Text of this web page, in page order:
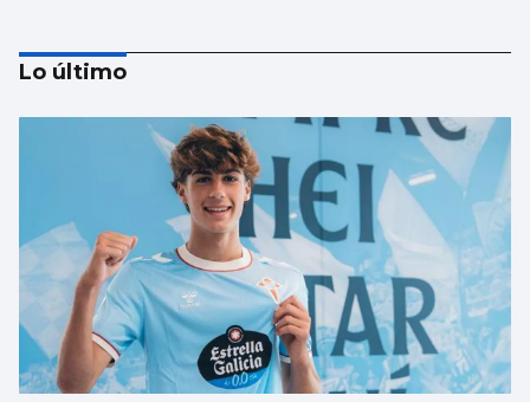
SUCESOS
Un guardia civil gallego mata su expareja y
es abatido por sus compañeros en Llanes
Lo último